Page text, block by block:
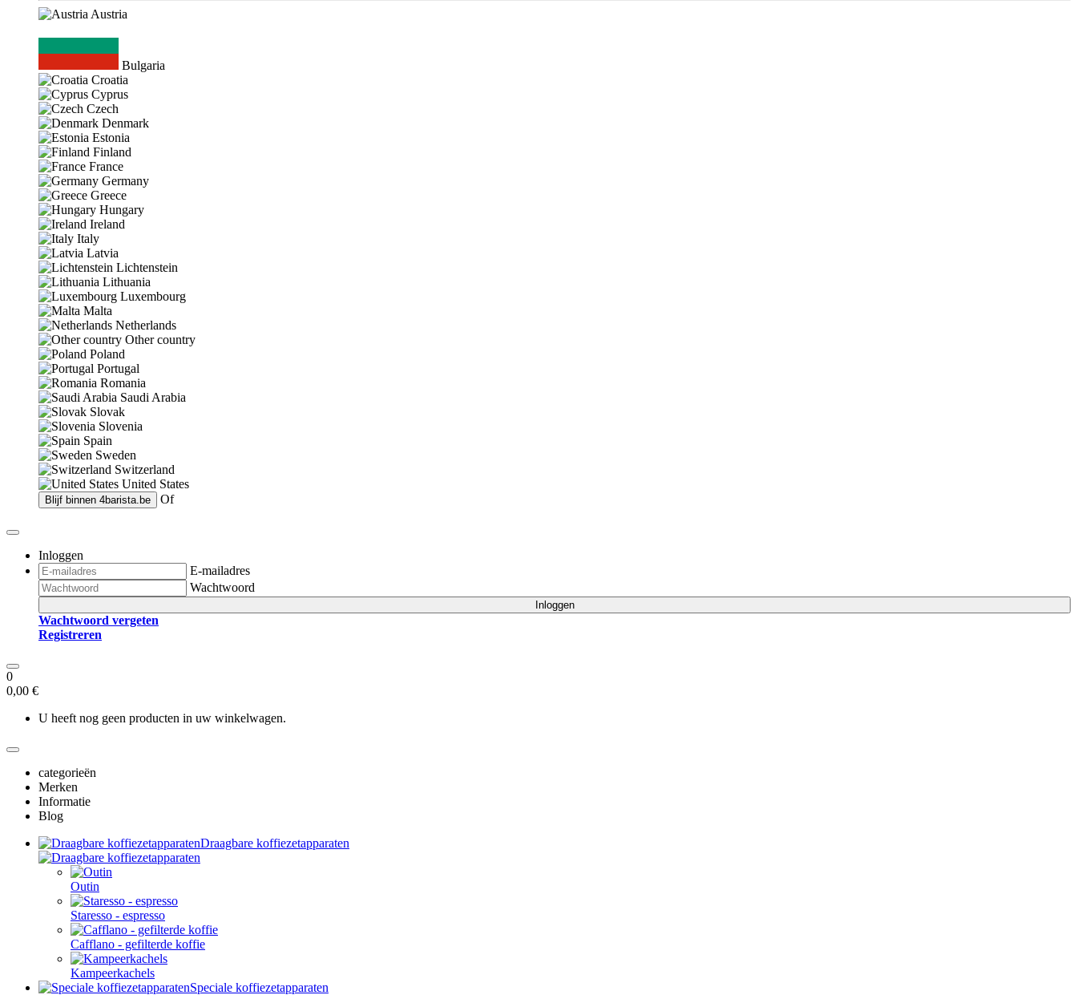
Austria
Bulgaria
Croatia
Cyprus
Czech
Denmark
Estonia
Finland
France
Germany
Greece
Hungary
Ireland
Italy
Latvia
Lichtenstein
Lithuania
Luxembourg
Malta
Netherlands
Other country
Poland
Portugal
Romania
Saudi Arabia
Slovak
Slovenia
Spain
Sweden
Switzerland
United States
Blijf binnen 4barista.be Of
Inloggen
E-mailadres
Wachtwoord
Inloggen
Wachtwoord vergeten
Registreren
0
0,00 €
U heeft nog geen producten in uw winkelwagen.
categorieën
Merken
Informatie
Blog
Draagbare koffiezetapparaten
Outin
Staresso - espresso
Cafflano - gefilterde koffie
Kampeerkachels
Speciale koffiezetapparaten